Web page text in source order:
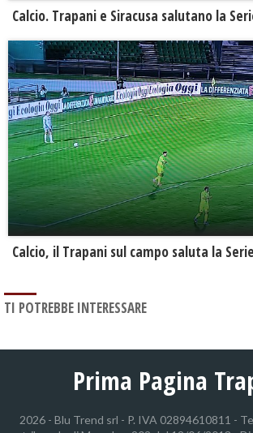
Calcio. Trapani e Siracusa salutano la
Calcio, il Trapani sul campo saluta la
TI POTREBBE INTERESSARE
Prima Pagina
2026 - Blu Trend srl - P. IVA 02894610811 -